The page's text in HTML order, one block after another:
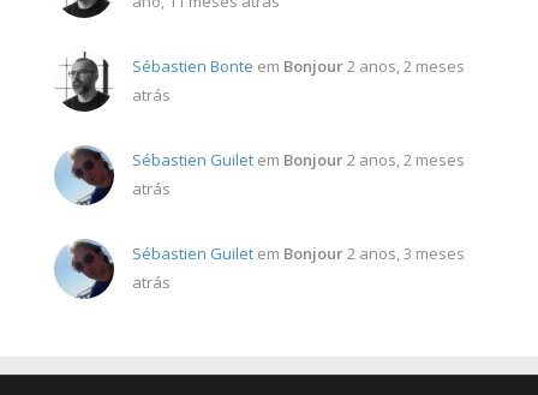
Sébastien Bonte em Bonjour 2 anos, 2 meses
atrás
Sébastien Guilet em Bonjour 2 anos, 2 meses
atrás
Sébastien Guilet em Bonjour 2 anos, 3 meses
atrás